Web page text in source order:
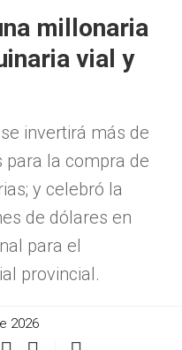
millonaria
vial y
invertirá más de
para la compra de
y celebró la
de dólares en
para el
provincial.
2026